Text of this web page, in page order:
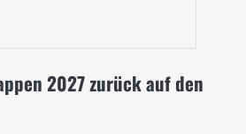
2027 zurück auf den